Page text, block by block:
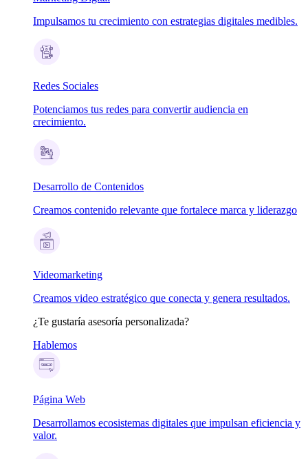
Impulsamos tu crecimiento con estrategias digitales medibles.
Redes Sociales
Potenciamos tus redes para convertir audiencia en
crecimiento.
Desarrollo de Contenidos
Creamos contenido relevante que fortalece marca y liderazgo
Videomarketing
Creamos video estratégico que conecta y genera resultados.
¿Te gustaría asesoría personalizada?
Hablemos
Página Web
Desarrollamos ecosistemas digitales que impulsan eficiencia y
valor.